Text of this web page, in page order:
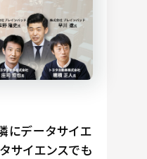
にデータサイエ
イエンスでも